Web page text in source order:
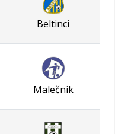
Beltinci
Malečnik